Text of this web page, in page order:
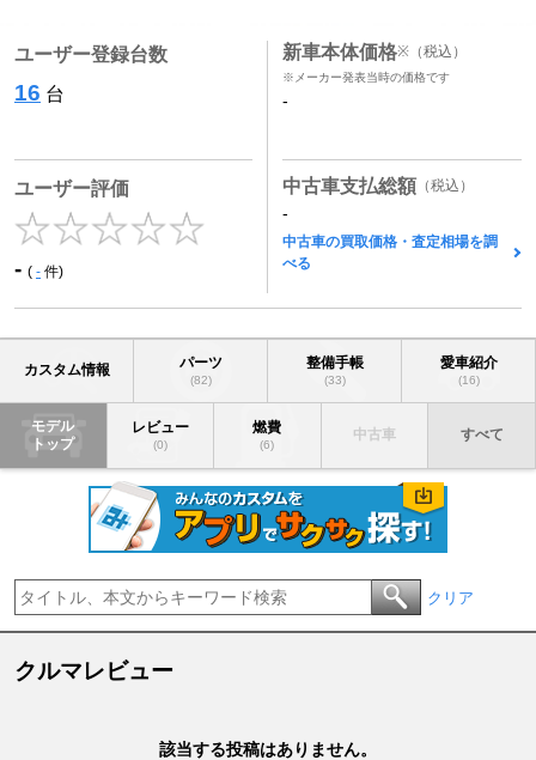
ユーザー登録台数
16 台
ユーザー評価
- ( - 件)
新車本体価格※ （税込）
※メーカー発表当時の価格です
-
中古車支払総額 （税込）
-
中古車の買取価格・査定相場を調
べる
カスタム情報 パーツ
(82)
整備手帳
(33)
愛車紹介
(16)
モデル
トップ
レビュー
(0)
燃費
(6)
中古車 すべて
クリア
クルマレビュー
該当する投稿はありません。